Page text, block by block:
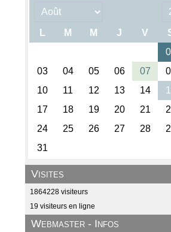
Visites
1864228 visiteurs
19 visiteurs en ligne
Webmaster - Infos